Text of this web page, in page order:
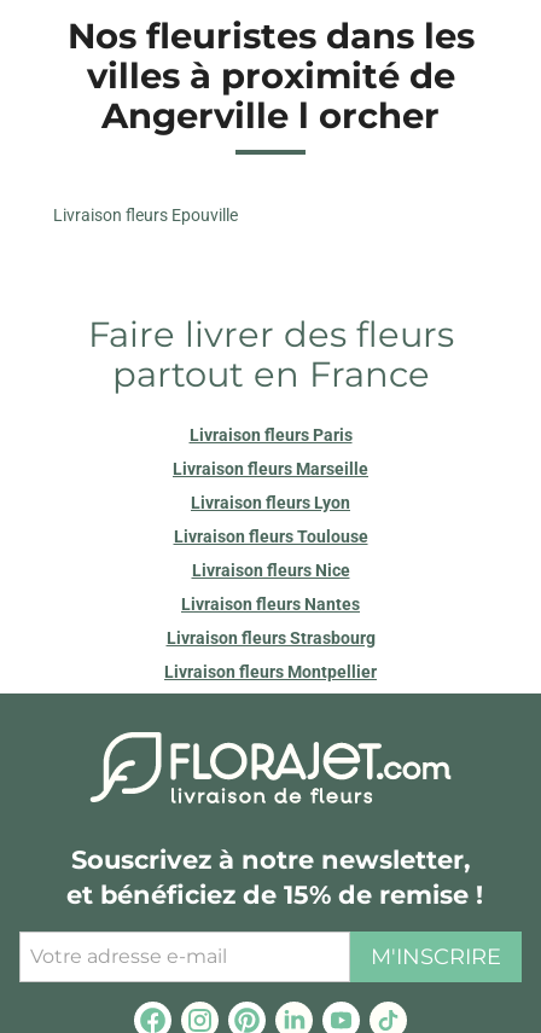
Nos fleuristes dans les
villes à proximité de
Angerville l orcher
Livraison fleurs Epouville
Faire livrer des fleurs
partout en France
Livraison fleurs Paris
Livraison fleurs Marseille
Livraison fleurs Lyon
Livraison fleurs Toulouse
Livraison fleurs Nice
Livraison fleurs Nantes
Livraison fleurs Strasbourg
Livraison fleurs Montpellier
Souscrivez à notre newsletter,
et bénéficiez de 15% de remise !
M'INSCRIRE